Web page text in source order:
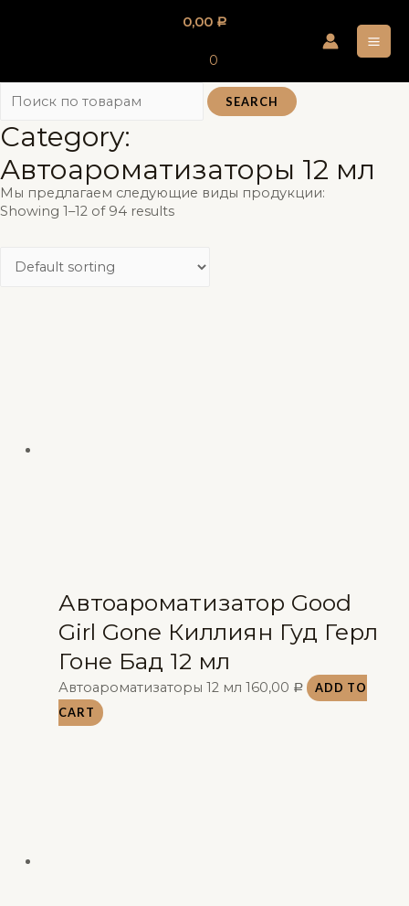
0,00 Р
0
SEARCH
Category:
Автоароматизаторы 12 мл
Мы предлагаем следующие виды продукции:
Showing 1–12 of 94 results
Автоароматизатор Good
Girl Gone Киллиян Гуд Герл
Гоне Бад 12 мл
Автоароматизаторы 12 мл 160,00 Р
ADD TO
CART